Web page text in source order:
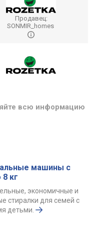
Продавец:
SONMIR_homes
всю информацию
машины с
8 кг
экономичные и
стиралки для семей с
детьми.